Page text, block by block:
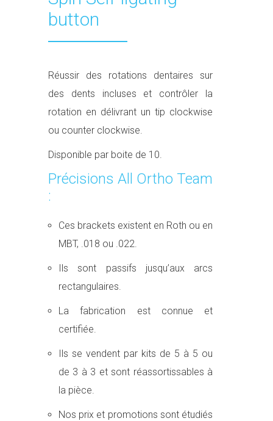
button
Réussir des rotations dentaires sur
des dents incluses et contrôler la
rotation en délivrant un tip clockwise
ou counter clockwise.
Disponible par boite de 10.
Précisions All Ortho Team
:
Ces brackets existent en Roth ou en
MBT, .018 ou .022.
Ils sont passifs jusqu’aux arcs
rectangulaires.
La fabrication est connue et
certifiée.
Ils se vendent par kits de 5 à 5 ou
de 3 à 3 et sont réassortissables à
la pièce.
Nos prix et promotions sont étudiés